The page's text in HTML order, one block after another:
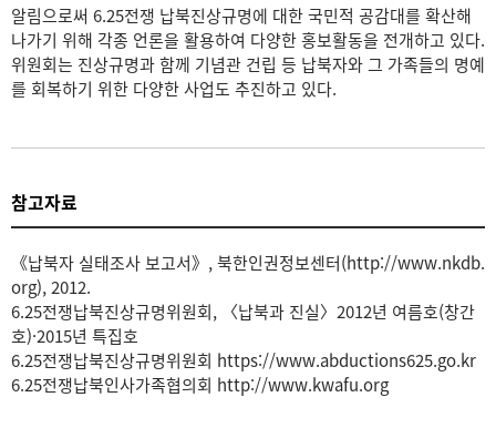
알림으로써 6.25전쟁 납북진상규명에 대한 국민적 공감대를 확산해
나가기 위해 각종 언론을 활용하여 다양한 홍보활동을 전개하고 있다.
위원회는 진상규명과 함께 기념관 건립 등 납북자와 그 가족들의 명예
를 회복하기 위한 다양한 사업도 추진하고 있다.
참고자료
《납북자 실태조사 보고서》, 북한인권정보센터(http://www.nkdb.
org), 2012.
6.25전쟁납북진상규명위원회, 〈납북과 진실〉2012년 여름호(창간
호)·2015년 특집호
6.25전쟁납북진상규명위원회 https://www.abductions625.go.kr
6.25전쟁납북인사가족협의회 http://www.kwafu.org